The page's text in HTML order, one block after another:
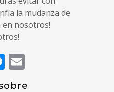
la mudanza de
en nosotros!
Messenger